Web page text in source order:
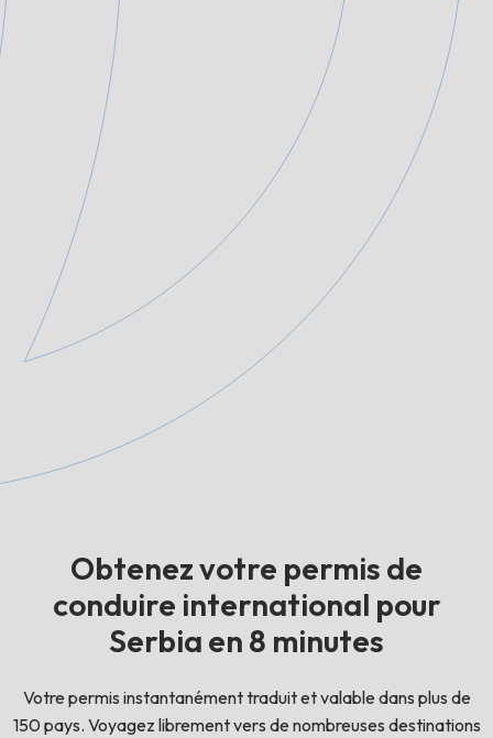
Obtenez votre permis de
conduire international pour
Serbia en 8 minutes
Votre permis instantanément traduit et valable dans plus de
150 pays. Voyagez librement vers de nombreuses destinations